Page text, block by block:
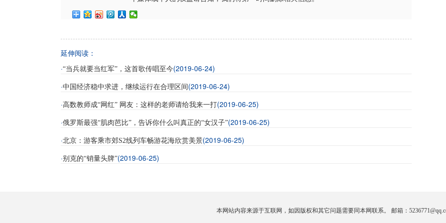
延伸阅读：
·“当兵就要当红军”，这首歌传唱至今(2019-06-24)
·中国经济稳中求进，继续运行在合理区间 (2019-06-24)
·高数教师成“网红” 网友：这样的老师请给我来一打(2019-06-25)
·俄罗斯最强“肌肉芭比”，告诉你什么叫真正的“女汉子”(2019-06-25)
·北京：游客乘市郊S2线列车畅游花海欣赏美景(2019-06-25)
·别克的“销量头牌”(2019-06-25)
本网站内容来源于互联网，如因版权和其它问题需要同本网联系。 邮箱：